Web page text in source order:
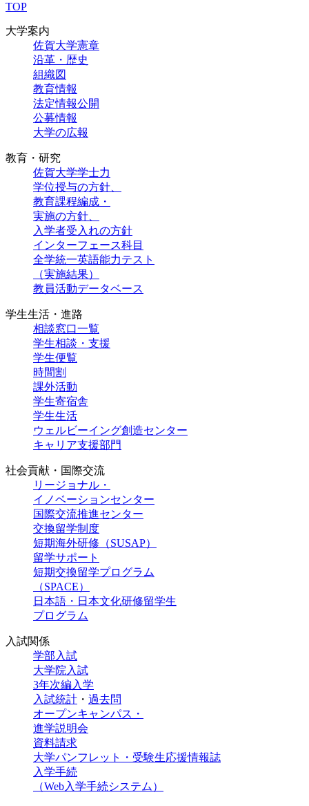
TOP
大学案内
佐賀大学憲章
沿革・歴史
組織図
教育情報
法定情報公開
公募情報
大学の広報
教育・研究
佐賀大学学士力
学位授与の方針、
教育課程編成・
実施の方針、
入学者受入れの方針
インターフェース科目
全学統一英語能力テスト
（実施結果）
教員活動データベース
学生生活・進路
相談窓口一覧
学生相談・支援
学生便覧
時間割
課外活動
学生寄宿舎
学生生活
ウェルビーイング創造センター
キャリア支援部門
社会貢献・国際交流
リージョナル・
イノベーションセンター
国際交流推進センター
交換留学制度
短期海外研修（SUSAP）
留学サポート
短期交換留学プログラム
（SPACE）
日本語・日本文化研修留学生
プログラム
入試関係
学部入試
大学院入試
3年次編入学
入試統計 ・ 過去問
オープンキャンパス・
進学説明会
資料請求
大学パンフレット・受験生応援情報誌
入学手続
（Web入学手続システム）